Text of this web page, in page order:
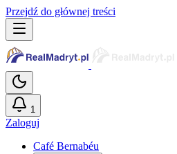
Przejdź do głównej treści
1
Zaloguj
Café Bernabéu